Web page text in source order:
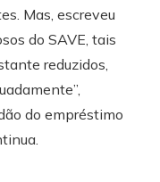
Mas, escreveu
do SAVE, tais
reduzidos,
do empréstimo